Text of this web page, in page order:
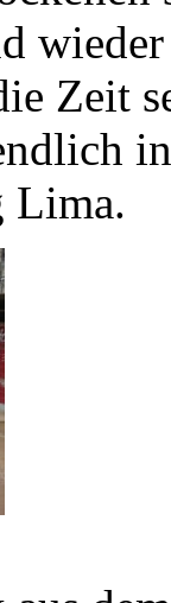
Zeit
Lima.